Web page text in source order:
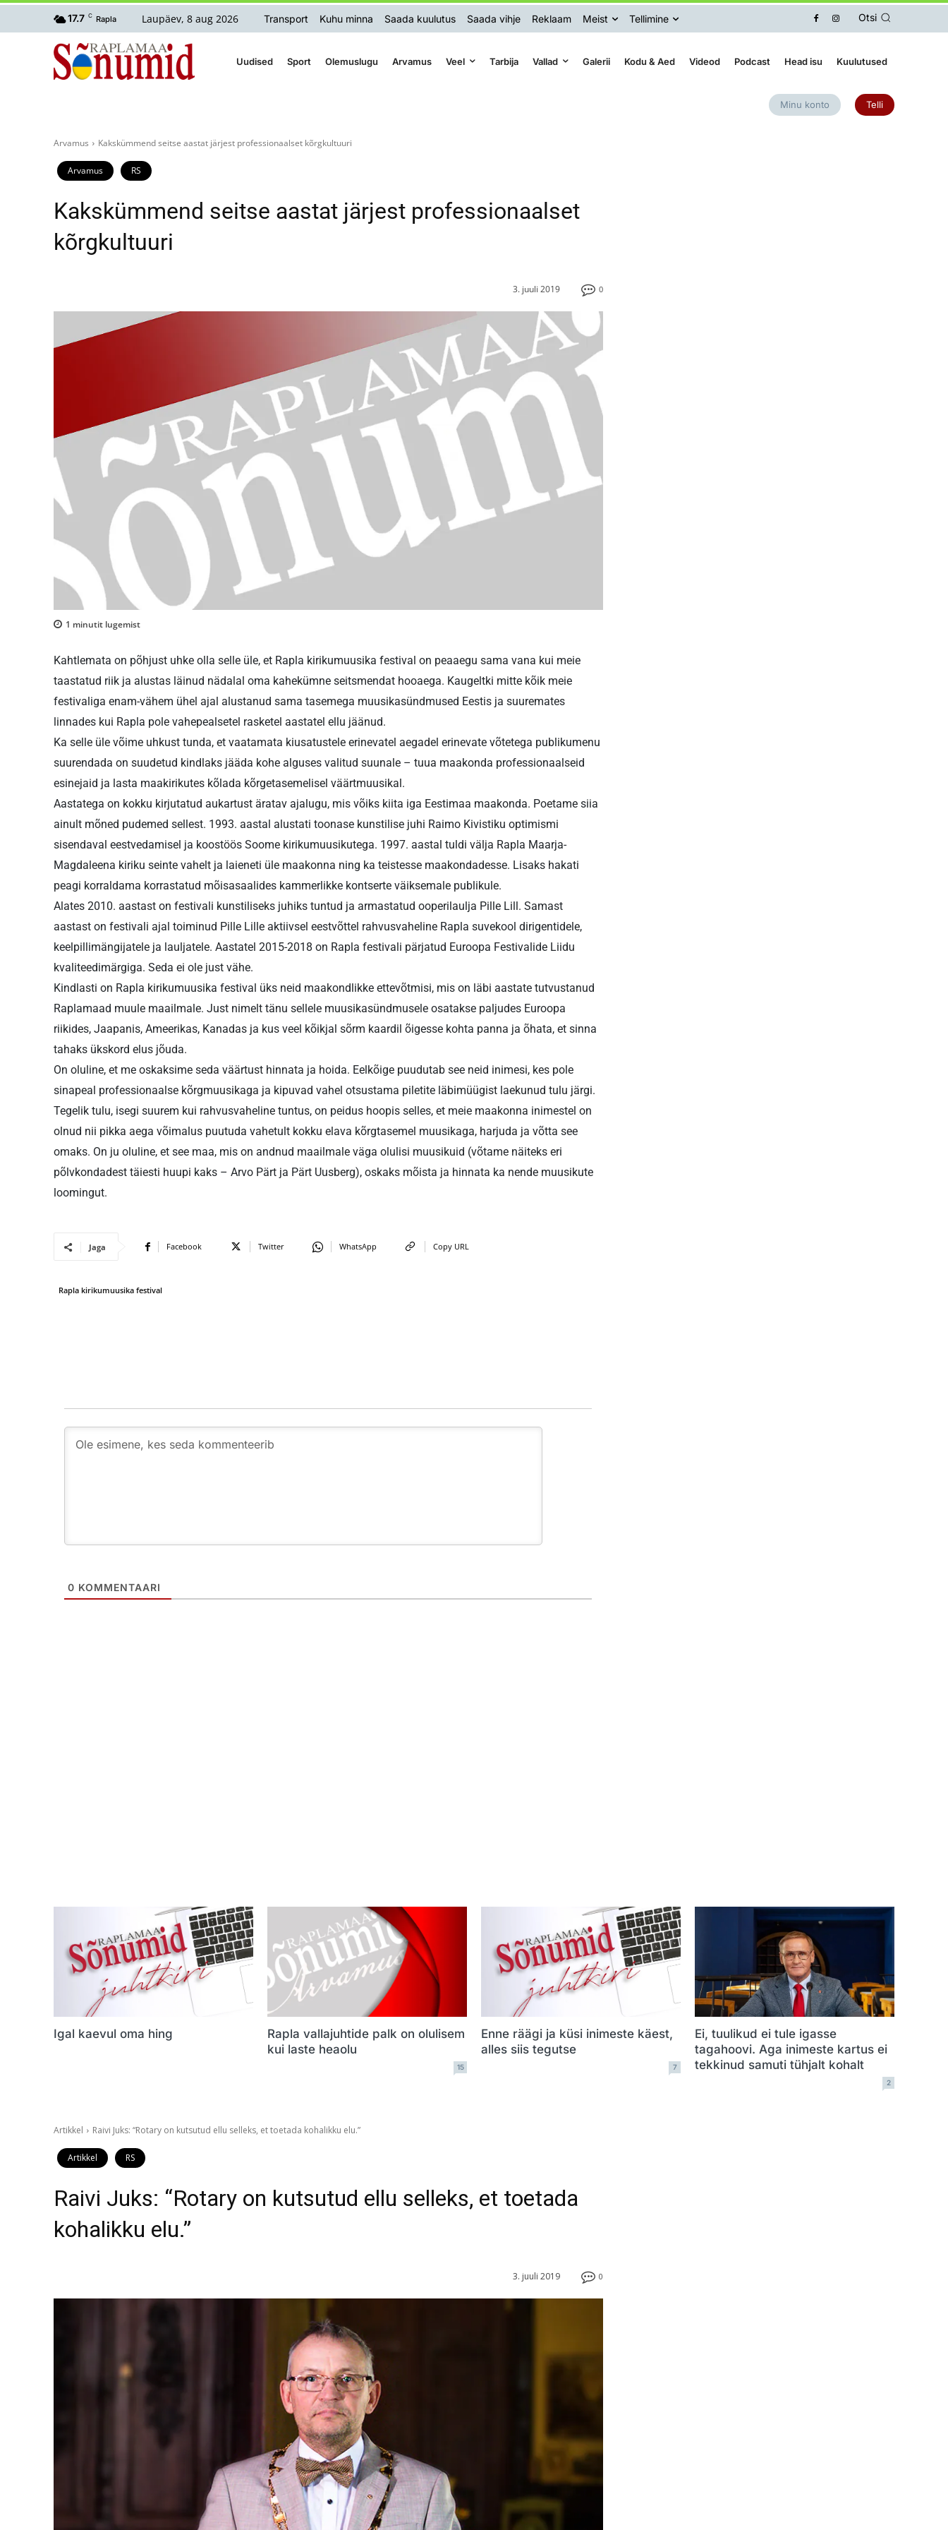
17.7 C Rapla Laupäev, 8 aug 2026 Transport Kuhu minna Saada kuulutus Saada vihje Reklaam Meist Tellimine Otsi
Uudised Sport Olemuslugu Arvamus Veel Tarbija Vallad Galerii Kodu & Aed Videod Podcast Head isu Kuulutused
Minu konto Telli
Arvamus Kakskümmend seitse aastat järjest professionaalset kõrgkultuuri
Arvamus RS
Kakskümmend seitse aastat järjest professionaalset
kõrgkultuuri
0
3. juuli 2019
1 minutit lugemist
Kahtlemata on põhjust uhke olla selle üle, et Rapla kirikumuusika festival on peaaegu sama vana kui meie
taastatud riik ja alustas läinud nädalal oma kahekümne seitsmendat hooaega. Kaugeltki mitte kõik meie
festivaliga enam-vähem ühel ajal alustanud sama tasemega muusikasündmused Eestis ja suuremates
linnades kui Rapla pole vahepealsetel rasketel aastatel ellu jäänud.
Ka selle üle võime uhkust tunda, et vaatamata kiusatustele erinevatel aegadel erinevate võtetega publikumenu
suurendada on suudetud kindlaks jääda kohe alguses valitud suunale – tuua maakonda professionaalseid
esinejaid ja lasta maakirikutes kõlada kõrgetasemelisel väärtmuusikal.
Aastatega on kokku kirjutatud aukartust äratav ajalugu, mis võiks kiita iga Eestimaa maakonda. Poetame siia
ainult mõned pudemed sellest. 1993. aastal alustati toonase kunstilise juhi Raimo Kivistiku optimismi
sisendaval eestvedamisel ja koostöös Soome kirikumuusikutega. 1997. aastal tuldi välja Rapla Maarja-
Magdaleena kiriku seinte vahelt ja laieneti üle maakonna ning ka teistesse maakondadesse. Lisaks hakati
peagi korraldama korrastatud mõisasaalides kammerlikke kontserte väiksemale publikule.
Alates 2010. aastast on festivali kunstiliseks juhiks tuntud ja armastatud ooperilaulja Pille Lill. Samast
aastast on festivali ajal toiminud Pille Lille aktiivsel eestvõttel rahvusvaheline Rapla suvekool dirigentidele,
keelpillimängijatele ja lauljatele. Aastatel 2015-2018 on Rapla festivali pärjatud Euroopa Festivalide Liidu
kvaliteedimärgiga. Seda ei ole just vähe.
Kindlasti on Rapla kirikumuusika festival üks neid maakondlikke ettevõtmisi, mis on läbi aastate tutvustanud
Raplamaad muule maailmale. Just nimelt tänu sellele muusikasündmusele osatakse paljudes Euroopa
riikides, Jaapanis, Ameerikas, Kanadas ja kus veel kõikjal sõrm kaardil õigesse kohta panna ja õhata, et sinna
tahaks ükskord elus jõuda.
On oluline, et me oskaksime seda väärtust hinnata ja hoida. Eelkõige puudutab see neid inimesi, kes pole
sinapeal professionaalse kõrgmuusikaga ja kipuvad vahel otsustama piletite läbimüügist laekunud tulu järgi.
Tegelik tulu, isegi suurem kui rahvusvaheline tuntus, on peidus hoopis selles, et meie maakonna inimestel on
olnud nii pikka aega võimalus puutuda vahetult kokku elava kõrgtasemel muusikaga, harjuda ja võtta see
omaks. On ju oluline, et see maa, mis on andnud maailmale väga olulisi muusikuid (võtame näiteks eri
põlvkondadest täiesti huupi kaks – Arvo Pärt ja Pärt Uusberg), oskaks mõista ja hinnata ka nende muusikute
loomingut.
Jaga Facebook Twitter WhatsApp Copy URL
Rapla kirikumuusika festival
0 KOMMENTAARI
Igal kaevul oma hing
Rapla vallajuhtide palk on olulisem
kui laste heaolu
15
Enne räägi ja küsi inimeste käest,
alles siis tegutse
7
Ei, tuulikud ei tule igasse
tagahoovi. Aga inimeste kartus ei
tekkinud samuti tühjalt kohalt
2